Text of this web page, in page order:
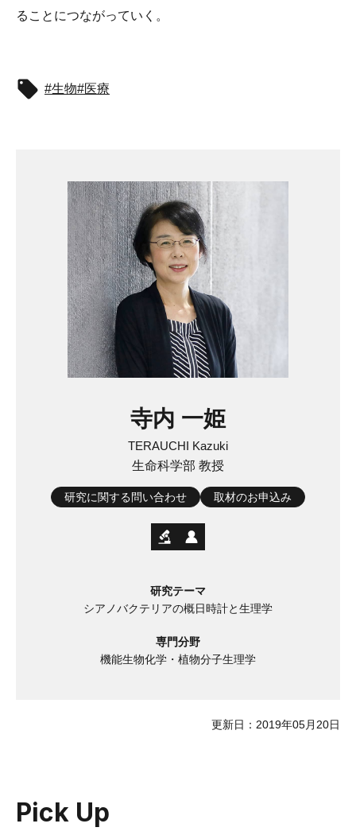
ることにつながっていく。
生物 医療
寺内 一姫
TERAUCHI Kazuki
生命科学部 教授
研究に関する問い合わせ 取材のお申込み
研究テーマ
シアノバクテリアの概日時計と生理学
専門分野
機能生物化学・植物分子生理学
更新日：2019年05月20日
Pick Up